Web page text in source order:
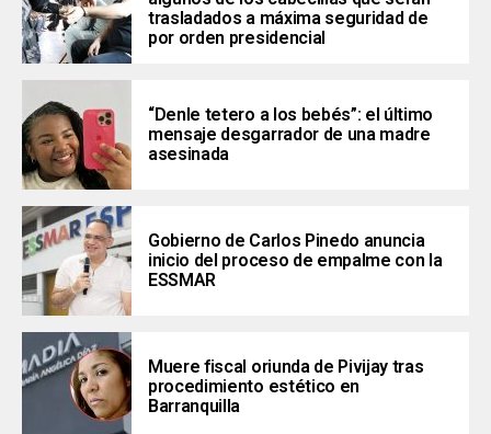
trasladados a máxima seguridad de
por orden presidencial
“Denle tetero a los bebés”: el último
mensaje desgarrador de una madre
asesinada
Gobierno de Carlos Pinedo anuncia
inicio del proceso de empalme con la
ESSMAR
Muere fiscal oriunda de Pivijay tras
procedimiento estético en
Barranquilla